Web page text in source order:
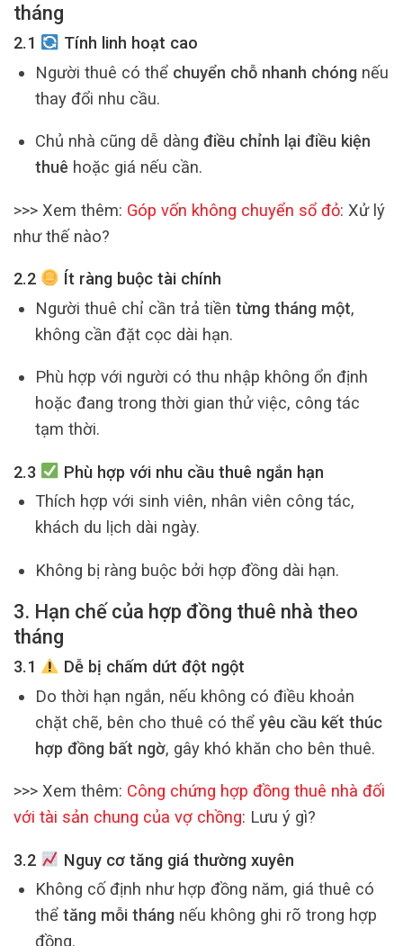
tháng
2.1
Tính linh hoạt cao
Người thuê có thể chuyển chỗ nhanh chóngnếu
thay đổi nhu cầu.
Chủ nhà cũng dễ dàng điều chỉnh lại điều kiện
thuêhoặc giá nếu cần.
>>> Xem thêm: Góp vốn không chuyển sổ đỏ: Xử lý
như thế nào?
2.2
Ít ràng buộc tài chính
Người thuê chỉ cần trả tiền từng tháng một,
không cần đặt cọc dài hạn.
Phù hợp với người có thu nhập không ổn định
hoặc đang trong thời gian thử việc, công tác
tạm thời.
2.3
Phù hợp với nhu cầu thuê ngắn hạn
Thích hợp với sinh viên, nhân viên công tác,
khách du lịch dài ngày.
Không bị ràng buộc bởi hợp đồng dài hạn.
3. Hạn chế của hợp đồng thuê nhà theo
tháng
3.1
Dễ bị chấm dứt đột ngột
Do thời hạn ngắn, nếu không có điều khoản
chặt chẽ, bên cho thuê có thể yêu cầu kết thúc
hợp đồng bất ngờ, gây khó khăn cho bên thuê.
>>> Xem thêm: Công chứng hợp đồng thuê nhà đối
với tài sản chung của vợ chồng: Lưu ý gì?
3.2
Nguy cơ tăng giá thường xuyên
Không cố định như hợp đồng năm, giá thuê có
thể tăng mỗi thángnếu không ghi rõ trong hợp
đồng.